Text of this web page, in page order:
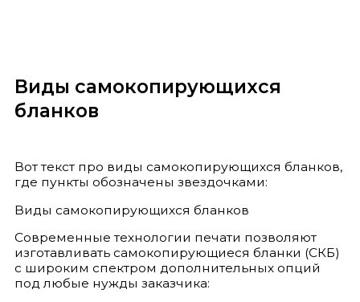
Виды самокопирующихся
бланков
Вот текст про виды самокопирующихся бланков,
где пункты обозначены звездочками:
Виды самокопирующихся бланков
Современные технологии печати позволяют
изготавливать самокопирующиеся бланки (СКБ)
с широким спектром дополнительных опций
под любые нужды заказчика: